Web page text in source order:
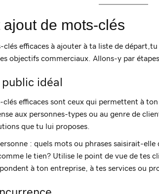
de mots-clés
clés efficaces à ajouter à ta liste de
objectifs commerciaux. Allons-y par étapes.
idéal
clés efficaces sont ceux qui permettent à
aux personnes-types ou au genre de
que tu lui proposes.
: quels mots ou phrases saisirait-
le tien? Utilise le point de vue de tes
à ton entreprise, à tes services ou